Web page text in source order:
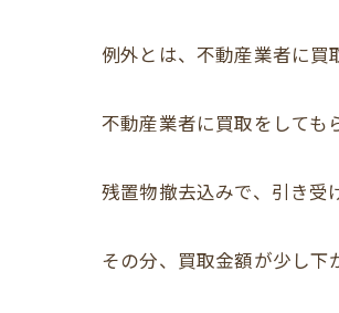
例外とは、不動産業者に買
不動産業者に買取をしても
残置物撤去込みで、引き受
その分、買取金額が少し下